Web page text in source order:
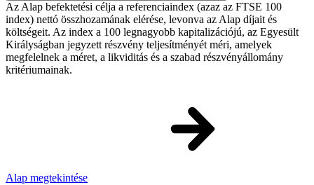
Az Alap befektetési célja a referenciaindex (azaz az FTSE 100
index) nettó összhozamának elérése, levonva az Alap díjait és
költségeit. Az index a 100 legnagyobb kapitalizációjú, az Egyesült
Királyságban jegyzett részvény teljesítményét méri, amelyek
megfelelnek a méret, a likviditás és a szabad részvényállomány
kritériumainak.
Alap megtekintése